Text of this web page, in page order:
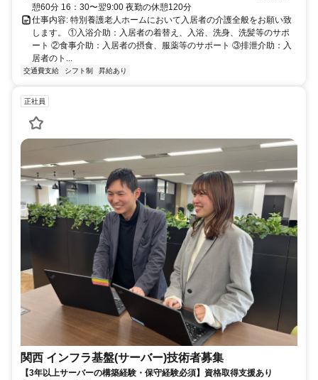
憩60分 16：30〜翌9:00 夜勤の休憩120分
仕事内容: 特別養護老人ホームにおいて入居者の介護全般をお願い致
します。 ①入浴介助：入居者の着替え、入浴、洗身、洗髪等のサポ
ート ②食事介助：入居者の摂食、服薬等のサポート ③排泄介助：入
居者のト...
交通費支給 シフト制 昇給あり
正社員
関西 インフラ基盤(サーバー)技術者募集
【3年以上サーバーの構築経験・保守経験必須】資格取得支援あり